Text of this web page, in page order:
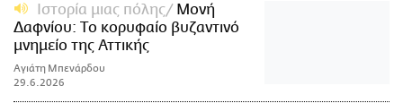
Ιστορία μιας πόλης
Μονή
Δαφνίου: Tο κορυφαίο βυζαντινό
μνημείο της Αττικής
Αγιάτη Μπενάρδου
29.6.2026